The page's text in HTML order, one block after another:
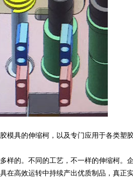
具的伸缩柯，以及专门应用于各类塑
的。不同的工艺，不一样的伸缩柯。
高效运转中持续产出优质制品，真正实